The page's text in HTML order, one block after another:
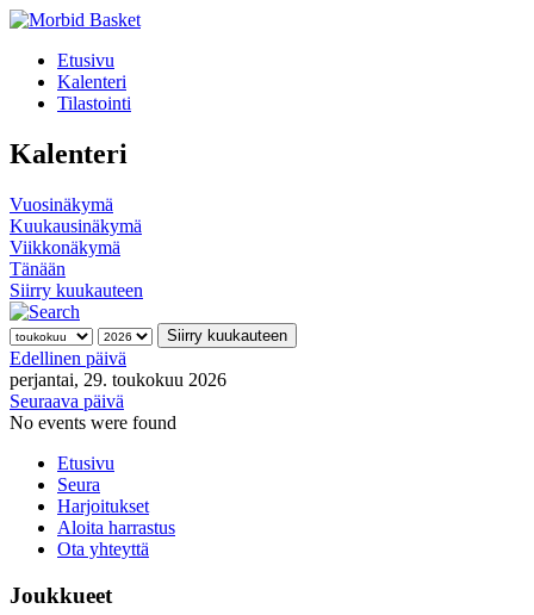
Etusivu
Kalenteri
Tilastointi
Kalenteri
Vuosinäkymä
Kuukausinäkymä
Viikkonäkymä
Tänään
Siirry kuukauteen
Siirry kuukauteen
Edellinen päivä
perjantai, 29. toukokuu 2026
Seuraava päivä
No events were found
Etusivu
Seura
Harjoitukset
Aloita harrastus
Ota yhteyttä
Joukkueet